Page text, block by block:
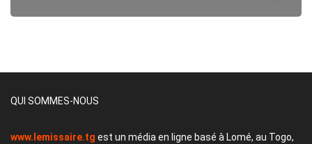
QUI SOMMES-NOUS
www.lemissaire.tg est un média en ligne basé à Lomé, au Togo,